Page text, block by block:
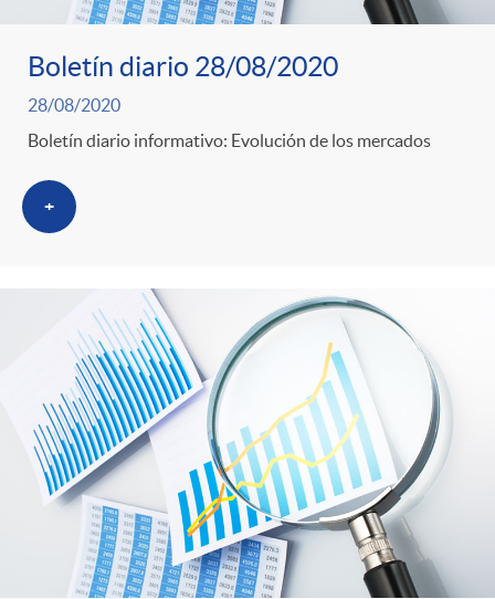
Boletín diario 28/08/2020
28/08/2020
Boletín diario informativo: Evolución de los mercados
+